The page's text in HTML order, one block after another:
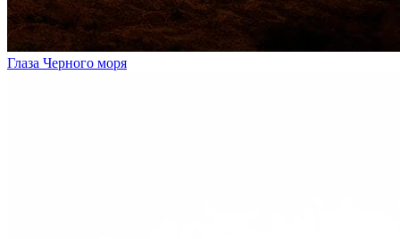
Глаза Черного моря